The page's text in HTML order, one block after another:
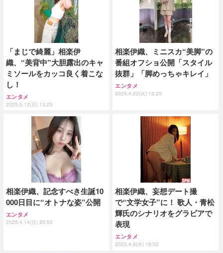
「まじで綺麗」相楽伊
織、“美背中”大胆露出のキャ
ミソールをカッコ良く着こな
し！
エンタメ
2025.5.12(月) 13:25
相楽伊織、ミニスカ“美脚”の
番組オフショ公開「スタイル
抜群」「脚めっちゃキレイ」
エンタメ
2025.4.22(火) 15:25
相楽伊織、記念すべき生誕10
000日目に“オトナな姿”公開
エンタメ
2025.4.14(月) 20:55
相楽伊織、妄想デート撮
で“文学女子”に！ 歌人・青松
輝氏のシナリオをグラビアで
表現
エンタメ
2025.4.9(水) 18:02